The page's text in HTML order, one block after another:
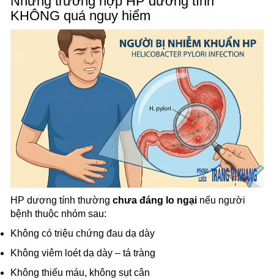
KHÔNG quá nguy hiểm
HP dương tính thường chưa đáng lo ngại nếu người
bệnh thuộc nhóm sau:
Không có triệu chứng đau dạ dày
Không viêm loét dạ dày – tá tràng
Không thiếu máu, không sụt cân